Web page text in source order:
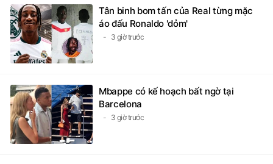
Tân binh bom tấn của Real từng mặc
áo đấu Ronaldo 'dỏm'
3 giờ trước
Mbappe có kế hoạch bất ngờ tại
Barcelona
3 giờ trước